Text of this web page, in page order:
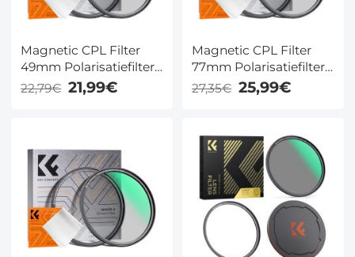
Magnetic CPL Filter
49mm Polarisatiefilter
Ultradun Optisch Glas
met 18 Meerlaagse
22,79€ 21,99€
Magnetic CPL Filter
77mm Polarisatiefilter
Ultradun Optisch Glas
met 18 Meerlaagse
Serie
27,35€ 25,99€